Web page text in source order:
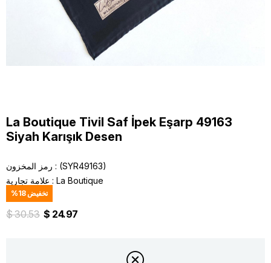
La Boutique Tivil Saf İpek Eşarp 49163
Siyah Karışık Desen
رمز المخزون
(SYR49163)
علامة تجارية : La Boutique
%18تخفيض
$ 30.53 $ 24.97